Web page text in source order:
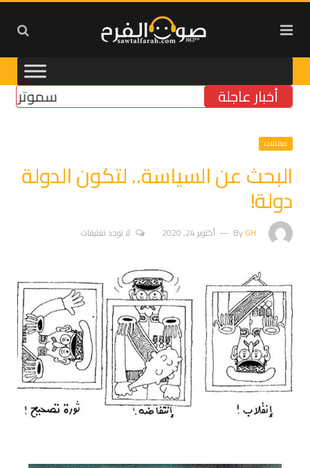
أخبار عاجلة سموتريتش:
مقالات
البحث عن السياسة.. لتكون الدولة
دولة!
ByGH أكتوبر 24, 2020 لا توجد تعليقات